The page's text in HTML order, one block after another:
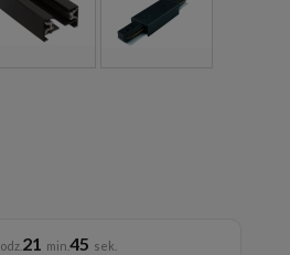
21 44